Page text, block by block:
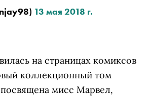
13 мая 2018 г.
на страницах комиксов
коллекционный том
мисс Марвел,